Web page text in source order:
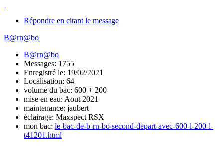
Répondre en citant le message
B@rn@bo
B@rn@bo
Messages: 1755
Enregistré le: 19/02/2021
Localisation: 64
volume du bac: 600 + 200
mise en eau: Aout 2021
maintenance: jaubert
éclairage: Maxspect RSX
mon bac: le-bac-de-b-rn-bo-second-depart-avec-600-l-200-l-
t41201.html